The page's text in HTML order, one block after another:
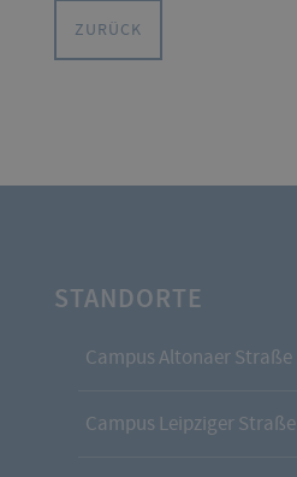
ZURÜCK
STANDORTE
Campus Altonaer Straße
Campus Leipziger Straße